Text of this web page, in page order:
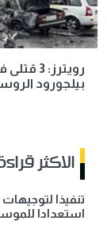
بيلجورود
الاكثر
استعدادا